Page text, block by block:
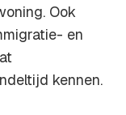
Ook
en
kennen.